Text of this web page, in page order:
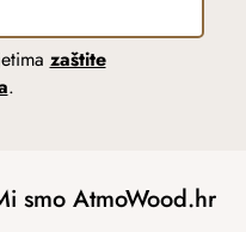
zaštite
.
smo AtmoWood.hr